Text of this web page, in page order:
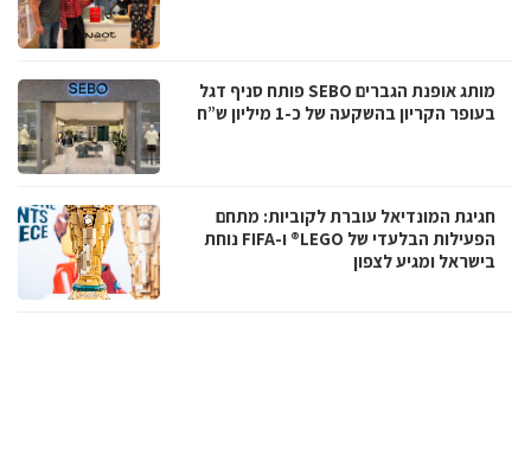
מותג אופנת הגברים SEBO פותח סניף דגל
בעופר הקריון בהשקעה של כ-1 מיליון ש”ח
חגיגת המונדיאל עוברת לקוביות: מתחם
הפעילות הבלעדי של LEGO® ו-FIFA נוחת
בישראל ומגיע לצפון